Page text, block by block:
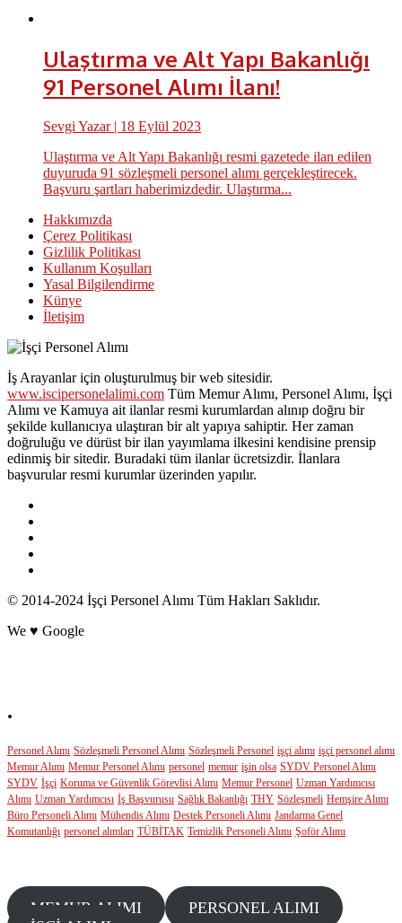
Ulaştırma ve Alt Yapı Bakanlığı
91 Personel Alımı İlanı!
Sevgi Yazar| 18 Eylül 2023
Ulaştırma ve Alt Yapı Bakanlığı resmi gazetede ilan edilen
duyuruda 91 sözleşmeli personel alımı gerçekleştirecek.
Başvuru şartları haberimizdedir. Ulaştırma...
Hakkımızda
Çerez Politikası
Gizlilik Politikası
Kullanım Koşulları
Yasal Bilgilendirme
Künye
İletişim
İş Arayanlar için oluşturulmuş bir web sitesidir.
www.iscipersonelalimi.com Tüm Memur Alımı, Personel Alımı, İşçi
Alımı ve Kamuya ait ilanlar resmi kurumlardan alınıp doğru bir
şekilde kullanıcıya ulaştıran bir alt yapıya sahiptir. Her zaman
doğruluğu ve dürüst bir ilan yayımlama ilkesini kendisine prensip
edinmiş bir sitedir. Buradaki tüm ilanlar ücretsizdir. İlanlara
başvurular resmi kurumlar üzerinden yapılır.
© 2014-2024 İşçi Personel Alımı Tüm Hakları Saklıdır.
We ♥ Google
.
Personel Alımı Sözleşmeli Personel Alımı Sözleşmeli Personel işçi alımı işçi personel alımı
Memur Alımı Memur Personel Alımı personel memur işin olsa SYDV Personel Alımı
SYDV İşçi Koruma ve Güvenlik Görevlisi Alımı Memur Personel Uzman Yardımcısı
Alımı Uzman Yardımcısı İş Başvurusu Sağlık Bakanlığı THY Sözleşmeli Hemşire Alımı
Büro Personeli Alımı Mühendis Alımı Destek Personeli Alımı Jandarma Genel
Komutanlığı personel alımları TÜBİTAK Temizlik Personeli Alımı Şoför Alımı
MEMUR ALIMI
PERSONEL ALIMI